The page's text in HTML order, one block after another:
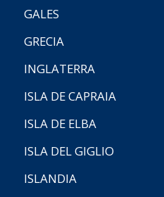
GALES
GRECIA
INGLATERRA
ISLA DE CAPRAIA
ISLA DE ELBA
ISLA DEL GIGLIO
ISLANDIA